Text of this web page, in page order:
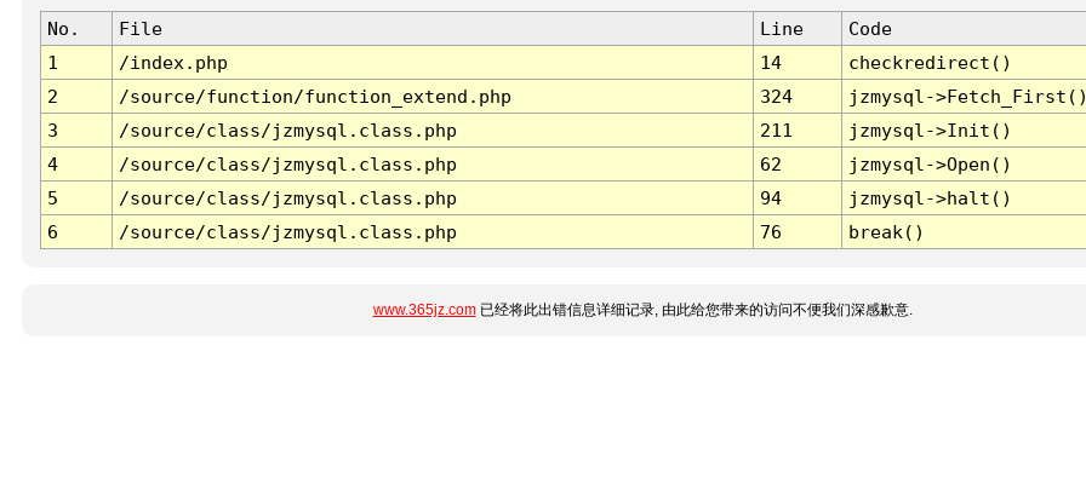
No. File Line
Code
1
/index.php 14
checkredirect()
2
/source/function/function_extend.php 324
jzmysql-
3
/source/class/jzmysql.class.php 211
jzmysql->Init()
4
/source/class/jzmysql.class.php 62
jzmysql->Open()
5
/source/class/jzmysql.class.php 94
jzmysql->halt()
6
/source/class/jzmysql.class.php 76 break()
www.365jz.com已经将此出错信息详细记录, 由此给您带来的访问不便我们深感歉意.